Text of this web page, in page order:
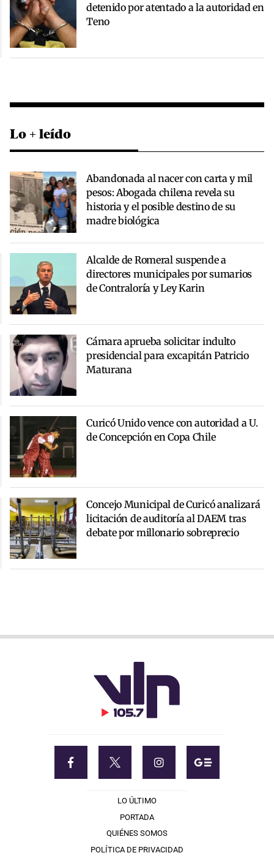
detenido por atentado a la autoridad en
Teno
Lo + leído
Abandonada al nacer con carta y mil
pesos: Abogada chilena revela su
historia y el posible destino de su
madre biológica
Alcalde de Romeral suspende a
directores municipales por sumarios
de Contraloría y Ley Karin
Cámara aprueba solicitar indulto
presidencial para excapitán Patricio
Maturana
Curicó Unido vence con autoridad a U.
de Concepción en Copa Chile
Concejo Municipal de Curicó analizará
licitación de auditoría al DAEM tras
debate por millonario sobreprecio
LO ÚLTIMO
PORTADA
QUIÉNES SOMOS
POLÍTICA DE PRIVACIDAD